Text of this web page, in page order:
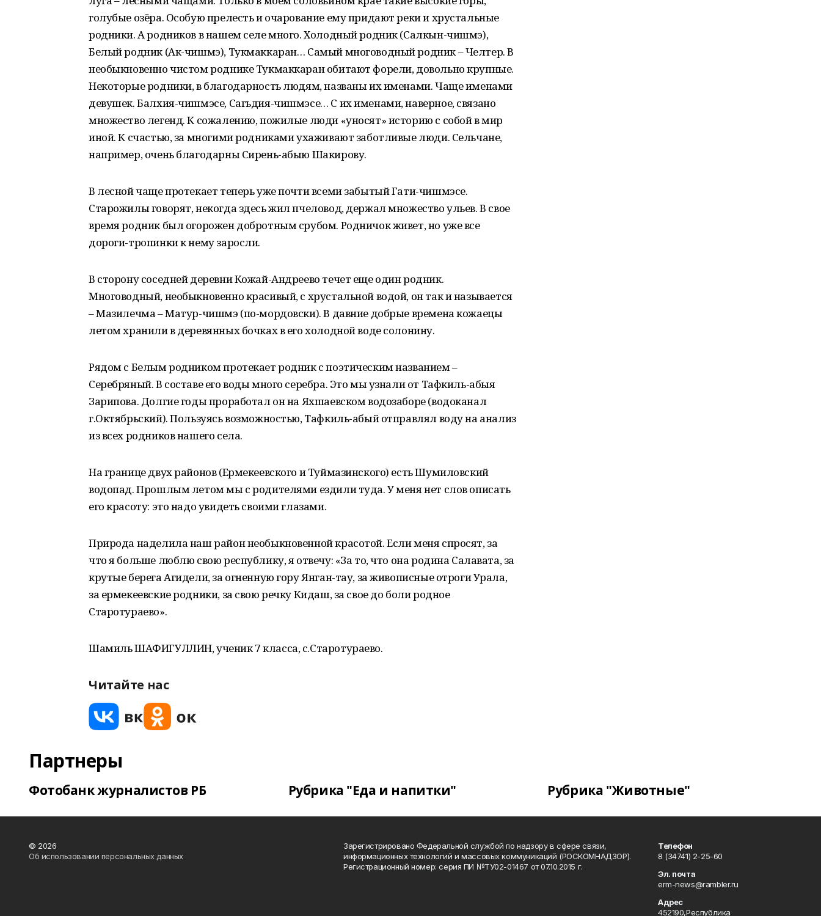
голубые озёра. Особую прелесть и очарование ему придают реки и хрустальные
родники. А родников в нашем селе много. Холодный родник (Салкын-чишмэ),
Белый родник (Ак-чишмэ), Тукмаккаран… Самый многоводный родник – Челтер. В
необыкновенно чистом роднике Тукмаккаран обитают форели, довольно крупные.
Некоторые родники, в благодарность людям, названы их именами. Чаще именами
девушек. Балхия-чишмэсе, Сагьдия-чишмэсе… С их именами, наверное, связано
множество легенд. К сожалению, пожилые люди «уносят» историю с собой в мир
иной. К счастью, за многими родниками ухаживают заботливые люди. Сельчане,
например, очень благодарны Сирень-абыю Шакирову.
В лесной чаще протекает теперь уже почти всеми забытый Гати-чишмэсе.
Старожилы говорят, некогда здесь жил пчеловод, держал множество ульев. В свое
время родник был огорожен добротным срубом. Родничок живет, но уже все
дороги-тропинки к нему заросли.
В сторону соседней деревни Кожай-Андреево течет еще один родник.
Многоводный, необыкновенно красивый, с хрустальной водой, он так и называется
– Мазилечма – Матур-чишмэ (по-мордовски). В давние добрые времена кожаецы
летом хранили в деревянных бочках в его холодной воде солонину.
Рядом с Белым родником протекает родник с поэтическим названием –
Серебряный. В составе его воды много серебра. Это мы узнали от Тафкиль-абыя
Зарипова. Долгие годы проработал он на Яхшаевском водозаборе (водоканал
г.Октябрьский). Пользуясь возможностью, Тафкиль-абый отправлял воду на анализ
из всех родников нашего села.
На границе двух районов (Ермекеевского и Туймазинского) есть Шумиловский
водопад. Прошлым летом мы с родителями ездили туда. У меня нет слов описать
его красоту: это надо увидеть своими глазами.
Природа наделила наш район необыкновенной красотой. Если меня спросят, за
что я больше люблю свою республику, я отвечу: «За то, что она родина Салавата, за
крутые берега Агидели, за огненную гору Янган-тау, за живописные отроги Урала,
за ермекеевские родники, за свою речку Кидаш, за свое до боли родное
Старотураево».
Шамиль ШАФИГУЛЛИН, ученик 7 класса, с.Старотураево.
Читайте нас
Партнеры
Фотобанк журналистов РБ Рубрика "Еда и напитки" Рубрика "Животные"
© 2026
Об использовании персональных данных
Зарегистрировано Федеральной службой по надзору в сфере связи,
информационных технологий и массовых коммуникаций (РОСКОМНАДЗОР).
Регистрационный номер: серия ПИ №ТУ02-01467 от 07.10.2015 г.
Телефон
8 (34741) 2-25-60
Эл. почта
erm-news@rambler.ru
Адрес
452190,Республика